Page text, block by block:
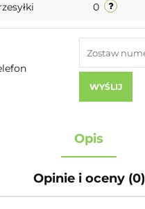
0
WYŚLIJ
Opis
Opinie i oceny (0)